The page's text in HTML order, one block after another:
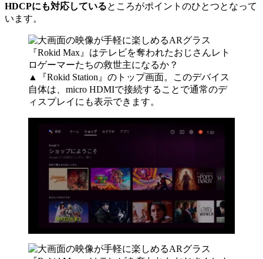
HDCPにも対応しているところがポイントのひとつとなって
います。
▲『Rokid Station』のトップ画面。このデバイス
自体は、micro HDMIで接続することで通常のデ
ィスプレイにも表示できます。